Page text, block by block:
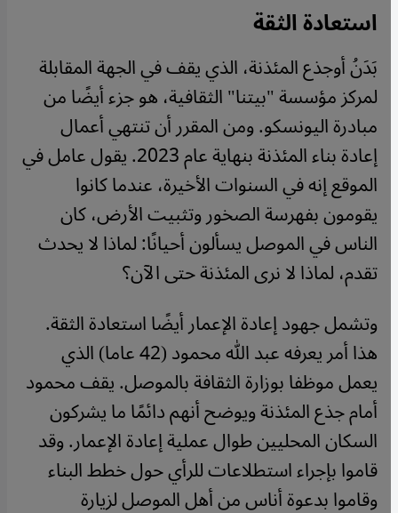
استعادة الثقة
بَدَنُ أوجذع المئذنة، الذي يقف في الجهة المقابلة
لمركز مؤسسة "بيتنا" الثقافية، هو جزء أيضًا من
مبادرة اليونسكو. ومن المقرر أن تنتهي أعمال
إعادة بناء المئذنة بنهاية عام 2023. يقول عامل في
الموقع إنه في السنوات الأخيرة، عندما كانوا
يقومون بفهرسة الصخور وتثبيت الأرض، كان
الناس في الموصل يسألون أحيانًا: لماذا لا يحدث
تقدم، لماذا لا نرى المئذنة حتى الآن؟
وتشمل جهود إعادة الإعمار أيضًا استعادة الثقة.
هذا أمر يعرفه عبد الله محمود (42 عاما) الذي
يعمل موظفا بوزارة الثقافة بالموصل. يقف محمود
أمام جذع المئذنة ويوضح أنهم دائمًا ما يشركون
السكان المحليين طوال عملية إعادة الإعمار. وقد
قاموا بإجراء استطلاعات للرأي حول خطط البناء
وقاموا بدعوة أناس من أهل الموصل لزيارة